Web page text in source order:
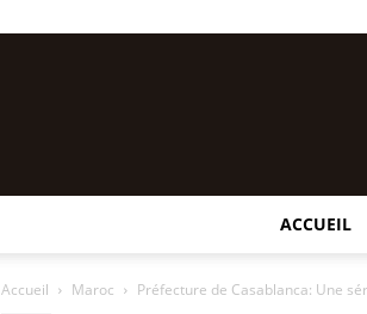
ACCUEIL
Accueil Maroc Préfecture de Casablanca: Une